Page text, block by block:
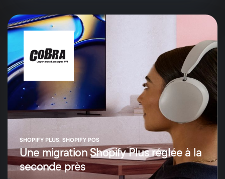
SHOPIFY PLUS, SHOPIFY POS
Une migration Shopify Plus réglée à la
seconde près